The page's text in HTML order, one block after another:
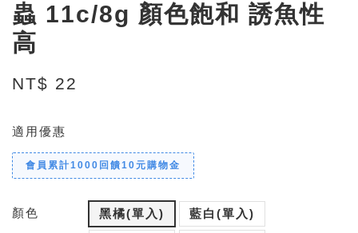
蟲 11c/8g 顏色飽和 誘魚性
高
NT$ 22
適用優惠
會員累計1000回饋10元購物金
顏色 黑橘(單入) 藍白(單入)